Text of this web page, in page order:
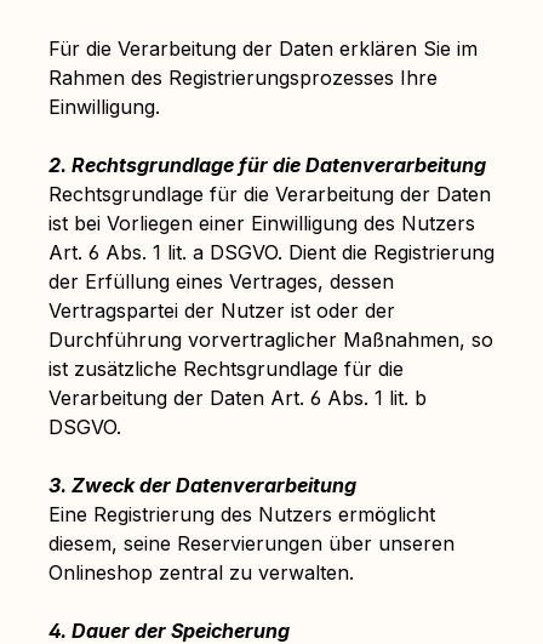
Für die Verarbeitung der Daten erklären Sie im
Rahmen des Registrierungsprozesses Ihre
Einwilligung.
2. Rechtsgrundlage für die Datenverarbeitung
Rechtsgrundlage für die Verarbeitung der Daten
ist bei Vorliegen einer Einwilligung des Nutzers
Art. 6 Abs. 1 lit. a DSGVO. Dient die Registrierung
der Erfüllung eines Vertrages, dessen
Vertragspartei der Nutzer ist oder der
Durchführung vorvertraglicher Maßnahmen, so
ist zusätzliche Rechtsgrundlage für die
Verarbeitung der Daten Art. 6 Abs. 1 lit. b
DSGVO.
3. Zweck der Datenverarbeitung
Eine Registrierung des Nutzers ermöglicht
diesem, seine Reservierungen über unseren
Onlineshop zentral zu verwalten.
4. Dauer der Speicherung